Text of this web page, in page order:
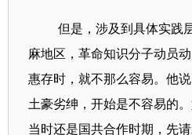
但是，涉及到具体实践
麻地区，革命知识分子动员
惠存时，就不那么容易。他说
土豪劣绅，开始是不容易的
当时还是国共合作时期，先